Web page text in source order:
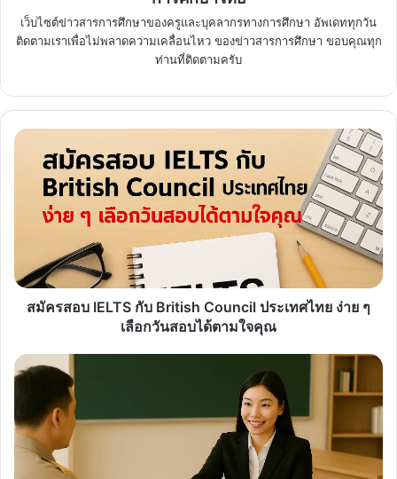
เว็บไซต์ข่าวสารการศึกษาของครูและบุคลากรทางการศึกษา อัพเดททุกวัน
ติดตามเราเพื่อไม่พลาดความเคลื่อนไหว ของข่าวสารการศึกษา ขอบคุณทุก
ท่านที่ติดตามครับ
สมัคร
British
ๆ
เลือก
ได้
ตามใจ
สมัครสอบ IELTS กับ British Council ประเทศไทย ง่าย ๆ
เลือกวันสอบได้ตามใจคุณ
การ
ทำ
ประกอบ
การ
สัมภาษณ์